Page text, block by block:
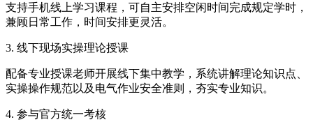
支持手机线上学习课程，可自主安排空闲时间完成规定学时，
兼顾日常工作，时间安排更灵活。
3. 线下现场实操理论授课
配备专业授课老师开展线下集中教学，系统讲解理论知识点、
实操操作规范以及电气作业安全准则，夯实专业知识。
4. 参与官方统一考核